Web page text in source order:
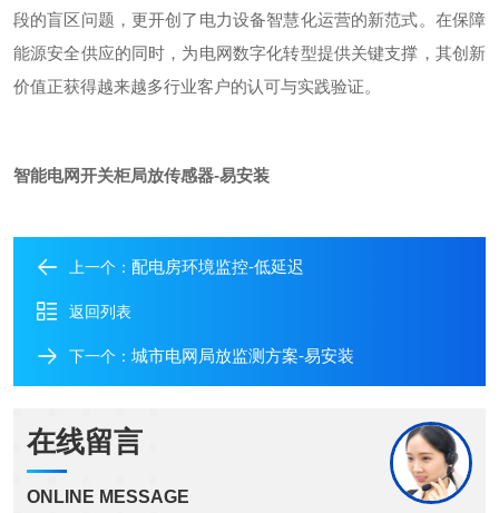
段的盲区问题，更开创了电力设备智慧化运营的新范式。在保障
能源安全供应的同时，为电网数字化转型提供关键支撑，其创新
价值正获得越来越多行业客户的认可与实践验证。
智能电网开关柜局放传感器-易安装
上一个： 配电房环境监控-低延迟
返回列表
下一个： 城市电网局放监测方案-易安装
在线留言
ONLINE MESSAGE